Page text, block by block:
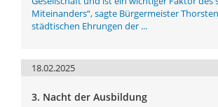
Miteinanders“, sagte Bürgermeister
städtischen Ehrungen der ...
18.02.2025
3. Nacht der Ausbildung